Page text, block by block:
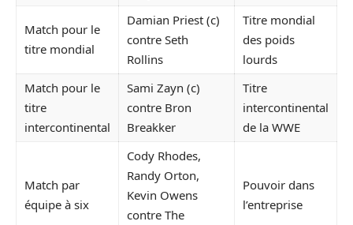
Match pour le
titre mondial
Damian Priest (c)
contre Seth
Rollins
Titre mondial
des poids
lourds
Match pour le
titre
intercontinental
Sami Zayn (c)
contre Bron
Breakker
Titre
intercontinental
de la WWE
Match par
équipe à six
Cody Rhodes,
Randy Orton,
Kevin Owens
contre The
Pouvoir dans
l’entreprise